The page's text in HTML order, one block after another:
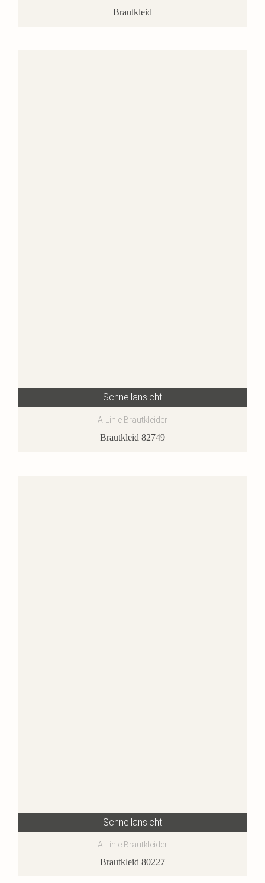
Brautkleid
Schnellansicht
A-Linie Brautkleider
Brautkleid 82749
Schnellansicht
A-Linie Brautkleider
Brautkleid 80227